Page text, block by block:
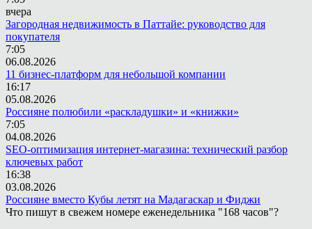
вчера
Загородная недвижимость в Паттайе: руководство для
покупателя
7:05
06.08.2026
11 бизнес-платформ для небольшой компании
16:17
05.08.2026
Россияне полюбили «раскладушки» и «книжки»
7:05
04.08.2026
SEO-оптимизация интернет-магазина: технический разбор
ключевых работ
16:38
03.08.2026
Россияне вместо Кубы летят на Мадагаскар и Фиджи
Что пишут в свежем номере еженедельника "168 часов"?